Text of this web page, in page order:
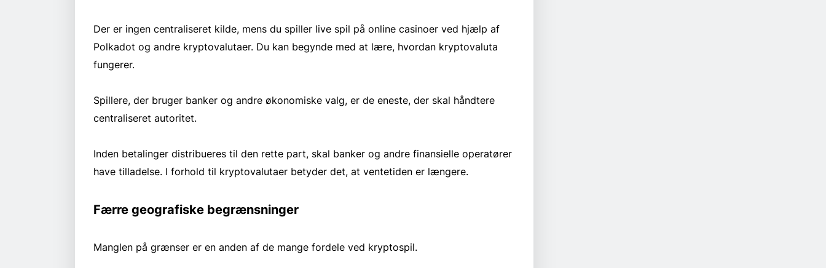
Der er ingen centraliseret kilde, mens du spiller live spil på online casinoer ved hjælp af
Polkadot og andre kryptovalutaer. Du kan begynde med at lære, hvordan kryptovaluta
fungerer.
Spillere, der bruger banker og andre økonomiske valg, er de eneste, der skal håndtere
centraliseret autoritet.
Inden betalinger distribueres til den rette part, skal banker og andre finansielle operatører
have tilladelse. I forhold til kryptovalutaer betyder det, at ventetiden er længere.
Færre geografiske begrænsninger
Manglen på grænser er en anden af de mange fordele ved kryptospil.